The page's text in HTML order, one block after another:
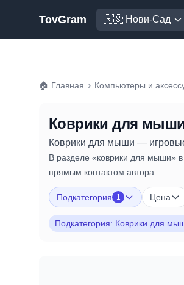
TovGram 🇷🇸 Нови-Сад
🏠 Главная › Компьютеры и
Коврики для мыши
Коврики для мыши —
В разделе «коврики для мыши»
прямым контактом автора.
Подкатегория 1 Цена
Подкатегория: Коврики для